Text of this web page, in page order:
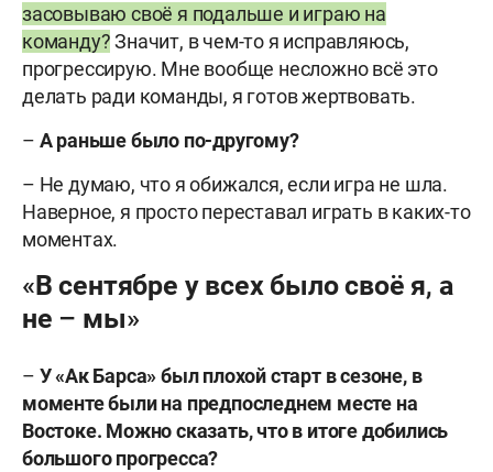
засовываю своё я подальше и играю на
команду?Значит, в чем-то я исправляюсь,
прогрессирую. Мне вообще несложно всё это
делать ради команды, я готов жертвовать.
– А раньше было по-другому?
– Не думаю, что я обижался, если игра не шла.
Наверное, я просто переставал играть в каких-то
моментах.
«В сентябре у всех было своё я, а
не – мы»
– У «Ак Барса» был плохой старт в сезоне, в
моменте были на предпоследнем месте на
Востоке. Можно сказать, что в итоге добились
большого прогресса?